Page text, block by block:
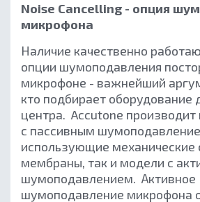
Noise Сancelling - опция
микрофона
Наличие качественно
опции шумоподавления
микрофоне - важнейший
кто подбирает оборудование
центра. Accutone производит
с пассивным
использующие механические
мембраны, так и модели с
шумоподавлением. Активное
шумоподавление микрофона